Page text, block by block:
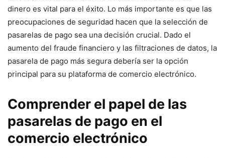
dinero es vital para el éxito. Lo más importante ⁢es que las
preocupaciones de seguridad hacen que la selección de
pasarelas de pago sea una decisión crucial. Dado el
aumento del fraude financiero y las filtraciones ⁤de datos, la​
pasarela de pago más segura debería ser la opción​
principal para su plataforma de comercio‍ electrónico.
Comprender el papel de las
pasarelas de pago en el
comercio electrónico